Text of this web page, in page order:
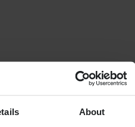
About